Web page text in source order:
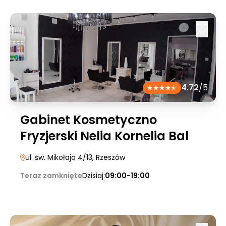
4.72/5
Gabinet Kosmetyczno
Fryzjerski Nelia Kornelia Bal
ul. św. Mikołaja 4/13, Rzeszów
Teraz zamknięteDzisiaj:09:00-19:00